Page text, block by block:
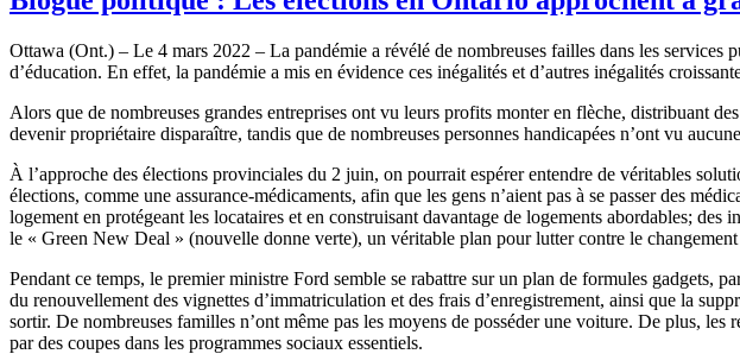
Ottawa (Ont.) – Le 4 mars 2022 – La pandémie a révélé de nombreuses failles dans les services
d’éducation. En effet, la pandémie a mis en évidence ces inégalités et d’autres inégalités
Alors que de nombreuses grandes entreprises ont vu leurs profits monter en flèche, distribuant
devenir propriétaire disparaître, tandis que de nombreuses personnes handicapées n’ont vu
À l’approche des élections provinciales du 2 juin, on pourrait espérer entendre de véritables
élections, comme une assurance-médicaments, afin que les gens n’aient pas à se passer des
logement en protégeant les locataires et en construisant davantage de logements abordables;
le « Green New Deal » (nouvelle donne verte), un véritable plan pour lutter contre le
Pendant ce temps, le premier ministre Ford semble se rabattre sur un plan de formules gadgets,
du renouvellement des vignettes d’immatriculation et des frais d’enregistrement, ainsi que la
sortir. De nombreuses familles n’ont même pas les moyens de posséder une voiture. De plus,
par des coupes dans les programmes sociaux essentiels.